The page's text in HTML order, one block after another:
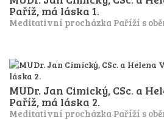
Paříž, má láska 1.
Meditativní procházka Paříží s
MUDr. Jan Cimický, CSc. a
Paříž, má láska 2.
Meditativní procházka Paříží s